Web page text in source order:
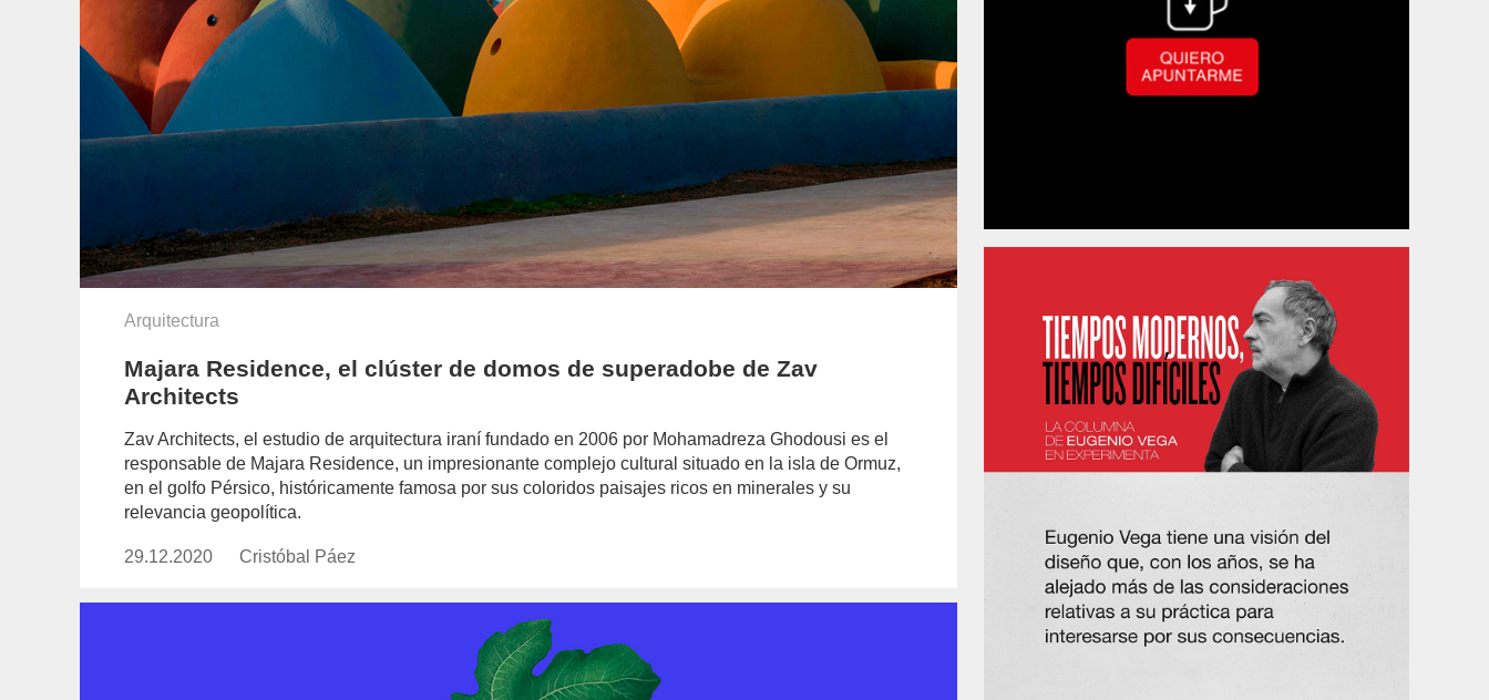
Arquitectura
Majara Residence, el clúster de domos de superadobe de Zav
Architects
Zav Architects, el estudio de arquitectura iraní fundado en 2006 por Mohamadreza Ghodousi es el
responsable de Majara Residence, un impresionante complejo cultural situado en la isla de Ormuz,
en el golfo Pérsico, históricamente famosa por sus coloridos paisajes ricos en minerales y su
relevancia geopolítica.
Publicado
29.12.2020
https://www.experimenta.es/author/cristobal-
Cristóbal Páez